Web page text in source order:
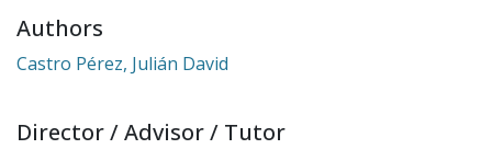
Authors
Castro Pérez, Julián David
Director / Advisor / Tutor